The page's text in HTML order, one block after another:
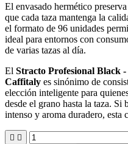
El envasado hermético preserva
que cada taza mantenga la
el formato de 96 unidades
ideal para entornos con
de varias tazas al día.
El Stracto Profesional Black -
Caffitaly es sinónimo de
elección inteligente para
desde el grano hasta la taza. Si
intenso y aroma duradero, esta
 